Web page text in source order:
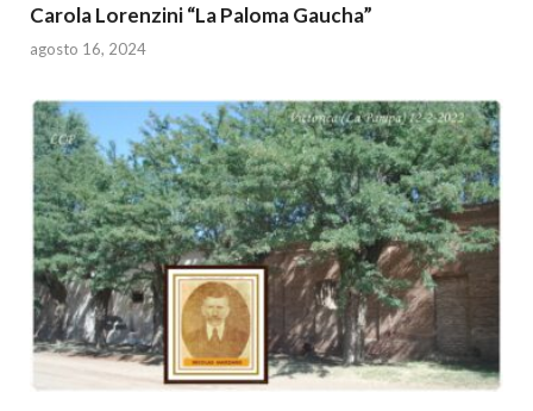
Carola Lorenzini “La Paloma Gaucha”
agosto 16, 2024